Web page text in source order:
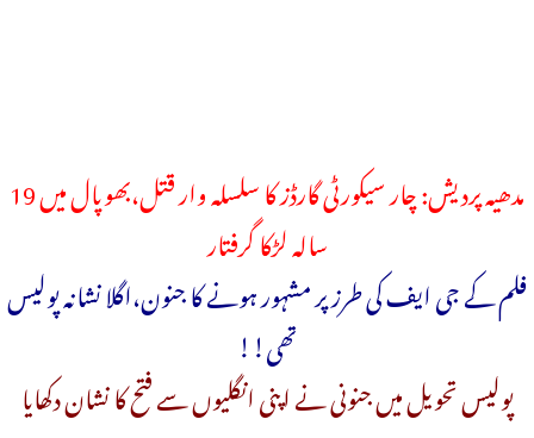
مدھیہ پردیش: چار سیکورٹی گارڈز کا سلسلہ وار قتل،بھوپال میں 19
سالہ لڑکا گرفتار
فلم کے جی ایف کی طرز پر مشہور ہونے کا جنون،اگلا نشانہ پولیس
تھی!!
پولیس تحویل میں جنونی نے اپنی انگلیوں سے فتح کا نشان دکھایا